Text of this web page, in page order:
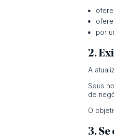
por
2.
A
Seus
de
O
3.